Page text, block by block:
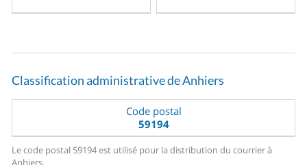
Classification administrative de Anhiers
Code postal
59194
Le code postal 59194 est utilisé pour la distribution du courrier à